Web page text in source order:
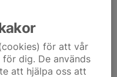
för att vår
dig. De används
att hjälpa oss att